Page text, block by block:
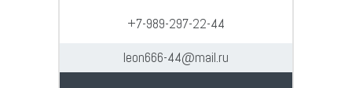
+7-989-297-22-44
leon666-44@mail.ru